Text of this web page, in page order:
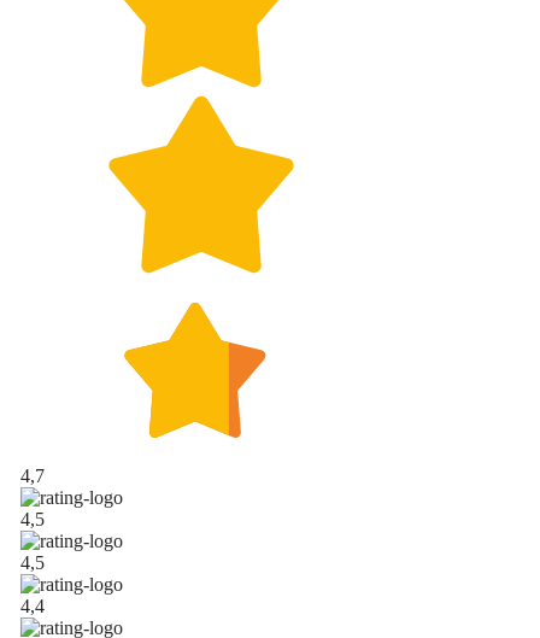
4,7
4,5
4,5
4,4